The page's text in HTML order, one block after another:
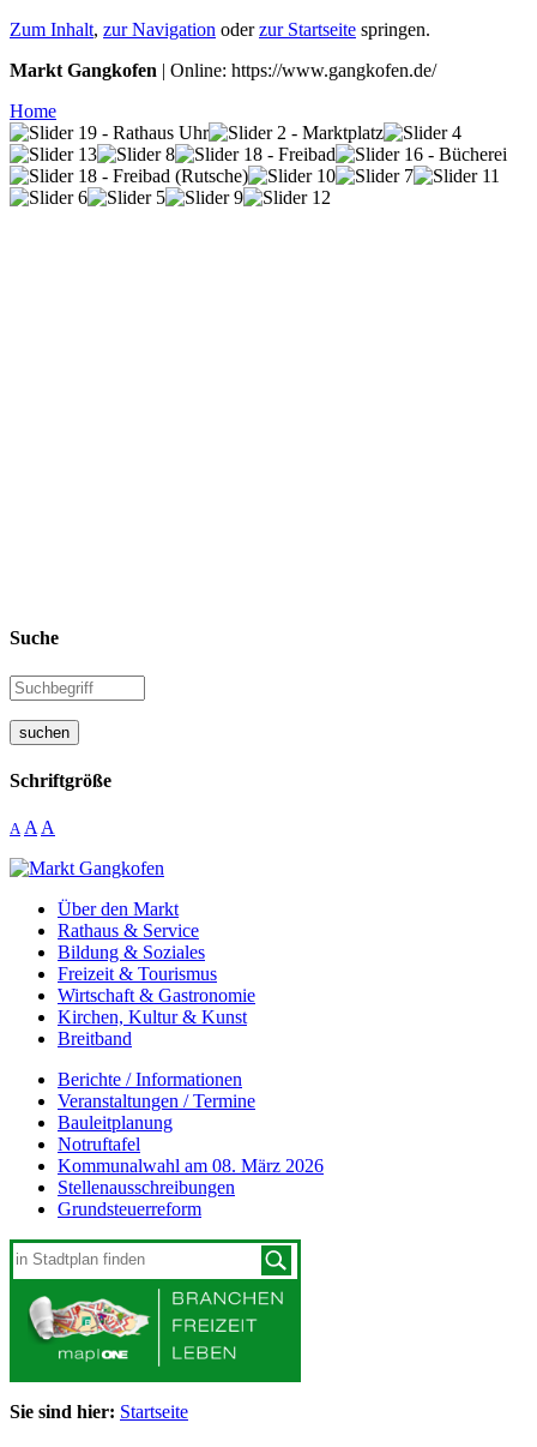
Zum Inhalt, zur Navigation oderzur Startseite springen.
Markt Gangkofen | Online: https://www.gangkofen.de/
Home
Suche
suchen
Schriftgröße
A A A
Über den Markt
Rathaus & Service
Bildung & Soziales
Freizeit & Tourismus
Wirtschaft & Gastronomie
Kirchen, Kultur & Kunst
Breitband
Berichte / Informationen
Veranstaltungen / Termine
Bauleitplanung
Notruftafel
Kommunalwahl am 08. März 2026
Stellenausschreibungen
Grundsteuerreform
Sie sind hier: Startseite